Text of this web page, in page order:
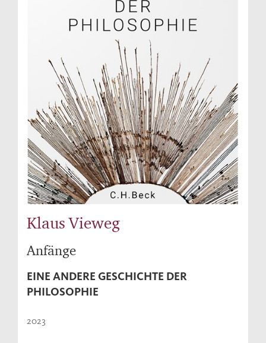
Klaus Vieweg
Anfänge
EINE ANDERE GESCHICHTE DER
PHILOSOPHIE
2023